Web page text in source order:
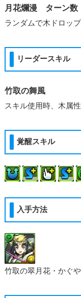
月花爛漫 ターン数
ランダムで木ドロップ
リーダースキル
竹取の舞風
スキル使用時、木属
覚醒スキル
入手方法
竹取の翠月花・かぐ